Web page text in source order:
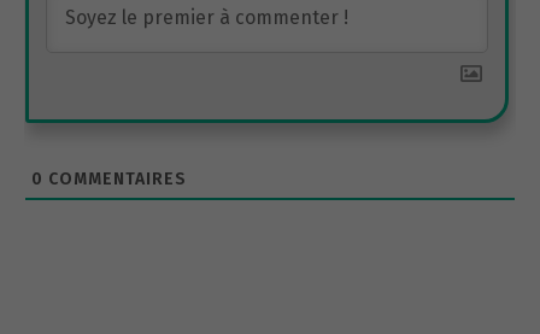
0 COMMENTAIRES